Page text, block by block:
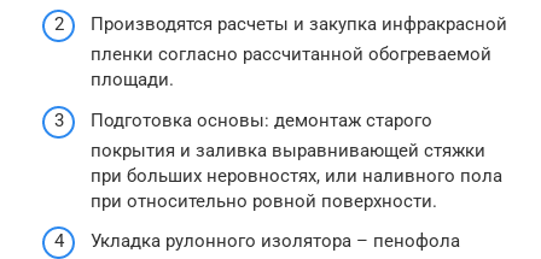
Производятся расчеты и закупка инфракрасной
пленки согласно рассчитанной обогреваемой
площади.
Подготовка основы: демонтаж старого
покрытия и заливка выравнивающей стяжки
при больших неровностях, или наливного пола
при относительно ровной поверхности.
Укладка рулонного изолятора – пенофола